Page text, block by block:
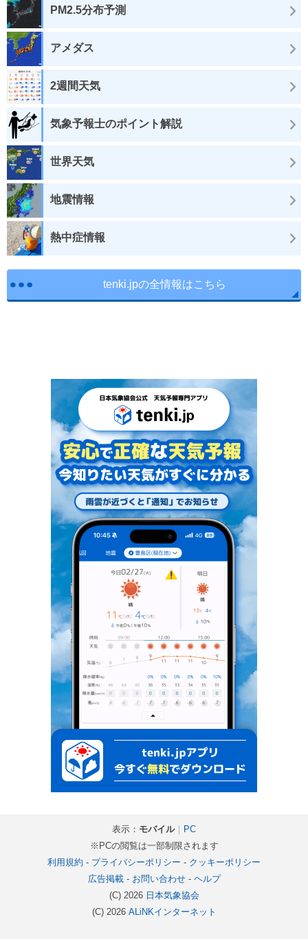
PM2.5分布予測
アメダス
2週間天気
気象予報士のポイント解説
世界天気
地震情報
熱中症情報
tenki.jpの全情報はこちら
表示： モバイル｜ PC
※PCの閲覧は一部制限されます
利用規約 - プライバシーポリシー - クッキーポリシー
広告掲載- お問い合わせ- ヘルプ
(C) 2026 日本気象協会
(C) 2026 ALiNKインターネット